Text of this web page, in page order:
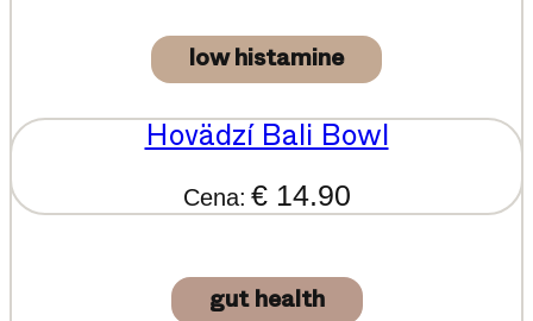
low histamine
Hovädzí Bali Bowl
Cena: € 14.90
gut health